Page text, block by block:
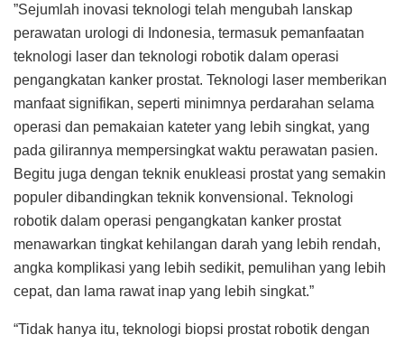
”Sejumlah inovasi teknologi telah mengubah lanskap
perawatan urologi di Indonesia, termasuk pemanfaatan
teknologi laser dan teknologi robotik dalam operasi
pengangkatan kanker prostat. Teknologi laser memberikan
manfaat signifikan, seperti minimnya perdarahan selama
operasi dan pemakaian kateter yang lebih singkat, yang
pada gilirannya mempersingkat waktu perawatan pasien.
Begitu juga dengan teknik enukleasi prostat yang semakin
populer dibandingkan teknik konvensional. Teknologi
robotik dalam operasi pengangkatan kanker prostat
menawarkan tingkat kehilangan darah yang lebih rendah,
angka komplikasi yang lebih sedikit, pemulihan yang lebih
cepat, dan lama rawat inap yang lebih singkat.”
“Tidak hanya itu, teknologi biopsi prostat robotik dengan